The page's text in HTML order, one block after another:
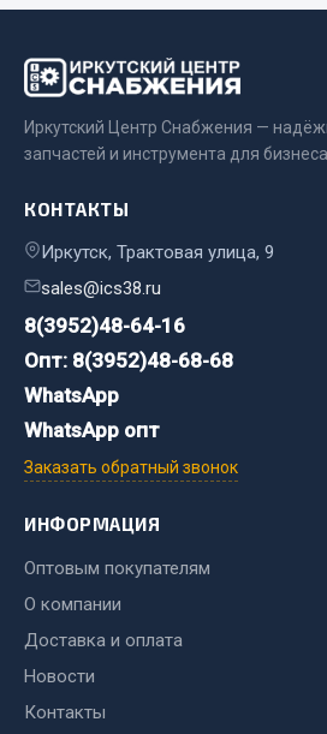
Camozzi
Адаптеры и переходники
Тройники
Трубки, муфты, гайки
Фитинги
Штуцеры
Весь раздел
Инструмент
Автомобильный инструмент
Измерительный инструмент
Крепежный инструмент
Силовое оборудование
Слесарный инструмент
Столярный инструмент
Иркутский Центр Снабжения —
запчастей и инструмента для бизнеса
КОНТАКТЫ
Иркутск, Трактовая улица, 9
sales@ics38.ru
8(3952)48-64-16
Опт: 8(3952)48-68-68
WhatsApp
WhatsApp опт
Заказать обратный звонок
ИНФОРМАЦИЯ
Оптовым покупателям
О компании
Доставка и оплата
Новости
Контакты